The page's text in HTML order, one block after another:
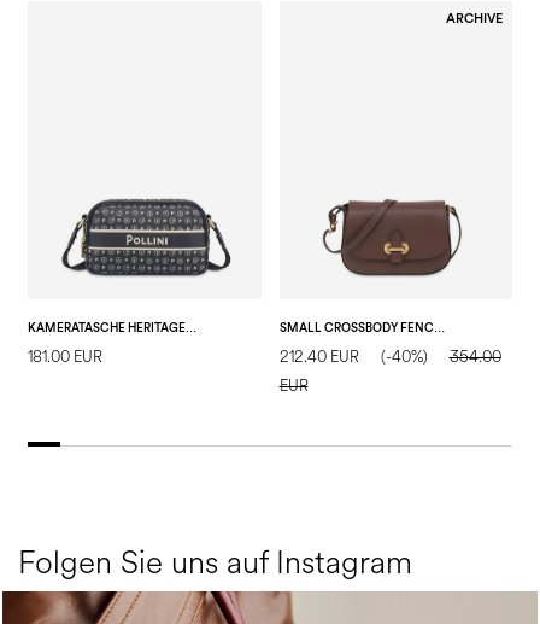
KAMERATASCHE HERITAGE MARINA BLAU
181.00 EUR
ARCHIVE
SMALL CROSSBODY FENCE BAG AUS GETROMMELTEM KALBSLEDER
212.40 EUR (-40%)
354.00
EUR
Folgen Sie uns auf Instagram